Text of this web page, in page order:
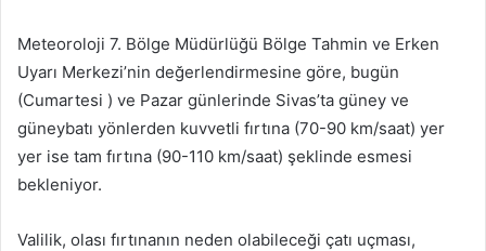
Meteoroloji 7. Bölge Müdürlüğü Bölge Tahmin ve Erken
Uyarı Merkezi’nin değerlendirmesine göre, bugün
(Cumartesi ) ve Pazar günlerinde Sivas’ta güney ve
güneybatı yönlerden kuvvetli fırtına (70-90 km/saat) yer
yer ise tam fırtına (90-110 km/saat) şeklinde esmesi
bekleniyor.
Valilik, olası fırtınanın neden olabileceği çatı uçması,